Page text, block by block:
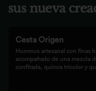
sus nueva
Cesta Origen
Hummus artesanal con finas
acompañado de una mezcla
confitada, quinoa tricolor y